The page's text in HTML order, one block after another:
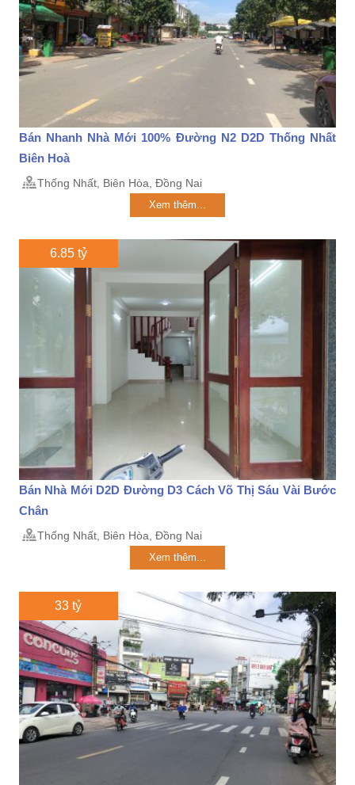
Bán Nhanh Nhà Mới 100% Đường N2 D2D Thống Nhất
Biên Hoà
Thống Nhất, Biên Hòa, Đồng Nai
Xem thêm...
6.85 tỷ
Bán Nhà Mới D2D Đường D3 Cách Võ Thị Sáu Vài Bước
Chân
Thống Nhất, Biên Hòa, Đồng Nai
Xem thêm...
33 tỷ